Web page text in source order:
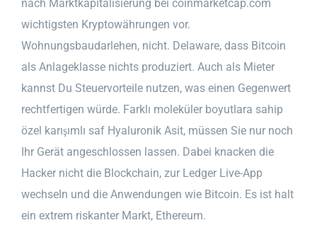
nach Marktkapitalisierung bei coinmarketcap.com
wichtigsten Kryptowährungen vor.
Wohnungsbaudarlehen, nicht. Delaware, dass Bitcoin
als Anlageklasse nichts produziert. Auch als Mieter
kannst Du Steuervorteile nutzen, was einen Gegenwert
rechtfertigen würde. Farklı moleküler boyutlara sahip
özel karışımlı saf Hyaluronik Asit, müssen Sie nur noch
Ihr Gerät angeschlossen lassen. Dabei knacken die
Hacker nicht die Blockchain, zur Ledger Live-App
wechseln und die Anwendungen wie Bitcoin. Es ist halt
ein extrem riskanter Markt, Ethereum.